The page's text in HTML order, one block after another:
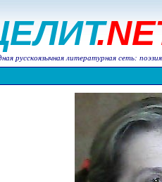
русскоязычная литературная сеть: